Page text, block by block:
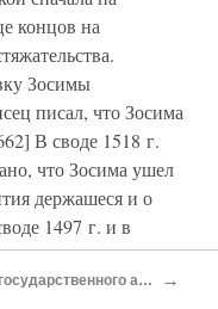
концов на
Зосимы
писал, что Зосима
В своде 1518 г.
что Зосима ушел
держашеся и о
1497 г. и в
что Зосима
Пермской Создание общерусского государственного аппарата →